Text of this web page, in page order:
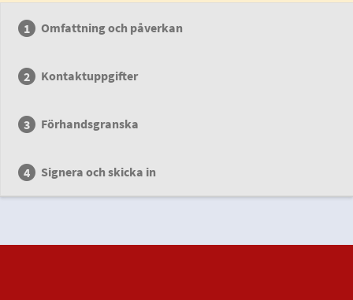
Omfattning och påverkan
Kontaktuppgifter
Förhandsgranska
Signera och skicka in